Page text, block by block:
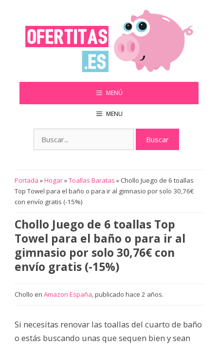
contenido
MENÚ
MENU
Portada »Hogar»Toallas Baratas » Chollo Juego de 6 toallas
Top Towel para el baño o para ir al gimnasio por solo 30,76€
con envío gratis (-15%)
Chollo Juego de 6 toallas Top
Towel para el baño o para ir al
gimnasio por solo 30,76€ con
envío gratis (-15%)
Chollo en Amazon España, publicado hace 2 años.
Si necesitas renovar las toallas del cuarto de baño
o estás buscando unas que sequen bien y sean